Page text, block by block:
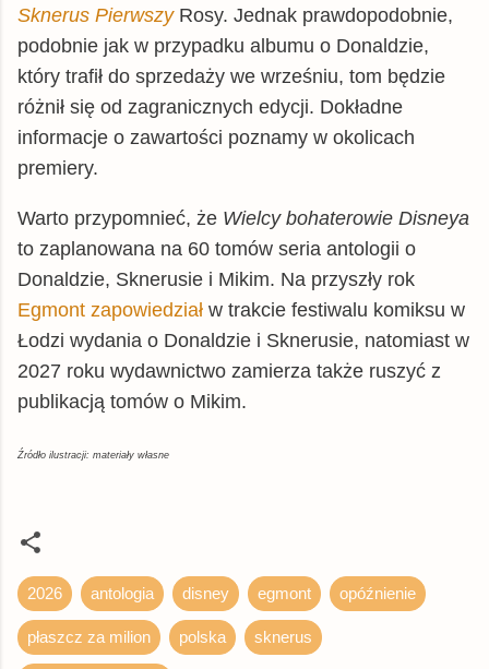
Sknerus Pierwszy Rosy. Jednak prawdopodobnie,
podobnie jak w przypadku albumu o Donaldzie,
który trafił do sprzedaży we wrześniu, tom będzie
różnił się od zagranicznych edycji. Dokładne
informacje o zawartości poznamy w okolicach
premiery.
Warto przypomnieć, że Wielcy bohaterowie Disneya
to zaplanowana na 60 tomów seria antologii o
Donaldzie, Sknerusie i Mikim. Na przyszły rok
Egmont zapowiedział w trakcie festiwalu komiksu w
Łodzi wydania o Donaldzie i Sknerusie, natomiast w
2027 roku wydawnictwo zamierza także ruszyć z
publikacją tomów o Mikim.
Źródło ilustracji: materiały własne
2026 antologia disney egmont opóźnienie
płaszcz za milion polska sknerus